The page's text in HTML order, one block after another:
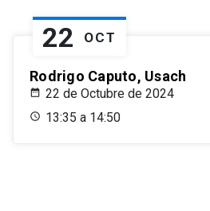
22 OCT
Rodrigo Caputo, Usach
22 de Octubre de 2024
13:35 a 14:50